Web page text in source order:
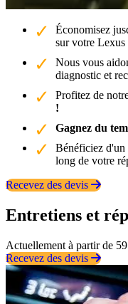
Économisez
sur votre Lexus
Nous vous
diagnostic et
Profitez de
!
Gagnez du
Bénéficiez d'un
long de votre
Recevez des devis
Entretiens et
Actuellement à partir de
Recevez des devis